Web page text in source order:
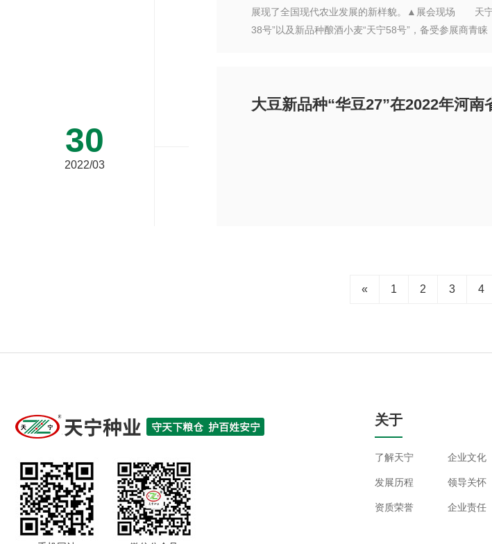
展现了全国现代农业发展的新样貌。▲展会现场 天
38号”以及新品种酿酒小麦“天宁58号”，备受参展商青睐
30
2022/03
大豆新品种“华豆27”在2022年河
« 1 2 3 4
关于
了解天宁 企业文化
发展历程 领导关怀
资质荣誉 企业责任